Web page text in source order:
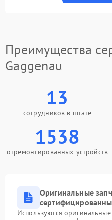
Преимущества
Gaggenau
13
сотрудников в штате
1538
отремонтированных устройств
Оригинальные
Используются